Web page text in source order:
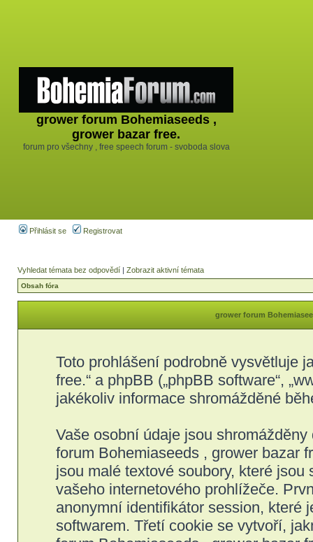
grower forum Bohemiaseeds ,
grower bazar free.
forum pro všechny , free speech forum - svoboda slova
Přihlásit se Registrovat
Vyhledat témata bez odpovědí | Zobrazit aktivní témata
Obsah fóra
grower forum
Toto prohlášení podrobně vysvětluje
free.“ a phpBB („phpBB software“,
jakékoliv informace shromážděné
Vaše osobní údaje jsou
forum Bohemiaseeds , grower bazar
jsou malé textové soubory, které
vašeho internetového prohlížeče.
anonymní identifikátor session, které
softwarem. Třetí cookie se vytvoří,